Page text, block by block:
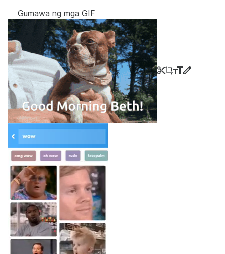
Gumawa ng mga GIF